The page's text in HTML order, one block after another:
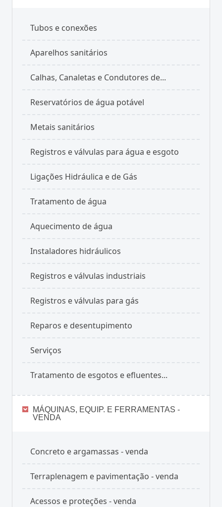
Tubos e conexões
Aparelhos sanitários
Calhas, Canaletas e Condutores de...
Reservatórios de água potável
Metais sanitários
Registros e válvulas para água e esgoto
Ligações Hidráulica e de Gás
Tratamento de água
Aquecimento de água
Instaladores hidráulicos
Registros e válvulas industriais
Registros e válvulas para gás
Reparos e desentupimento
Serviços
Tratamento de esgotos e efluentes...
MÁQUINAS, EQUIP. E FERRAMENTAS -
VENDA
Concreto e argamassas - venda
Terraplenagem e pavimentação - venda
Acessos e proteções - venda